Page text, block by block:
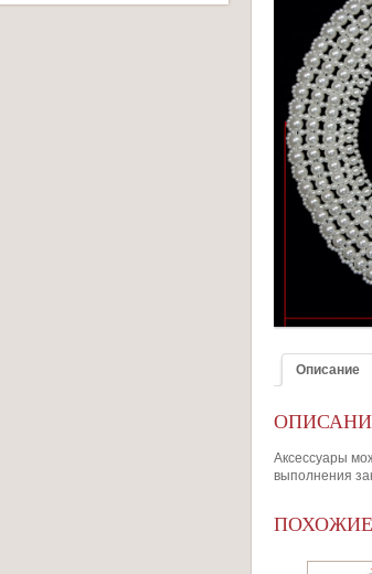
Описание
Аксессуары
выполнения